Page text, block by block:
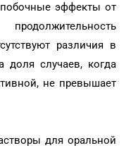
эффекты от
различия в
доля случаев, когда
не превышает
для оральной